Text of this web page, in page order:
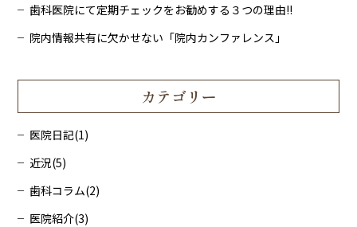
歯科医院にて定期チェックをお勧めする３つの理由!!
院内情報共有に欠かせない「院内カンファレンス」
カテゴリー
医院日記(1)
近況(5)
歯科コラム(2)
医院紹介(3)